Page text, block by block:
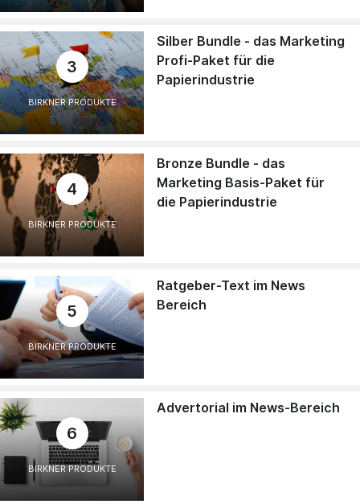
3
BIRKNER PRODUKTE
Silber Bundle - das Marketing
Profi-Paket für die
Papierindustrie
4
BIRKNER PRODUKTE
Bronze Bundle - das
Marketing Basis-Paket für
die Papierindustrie
5
BIRKNER PRODUKTE
Ratgeber-Text im News
Bereich
6
BIRKNER PRODUKTE
Advertorial im News-Bereich